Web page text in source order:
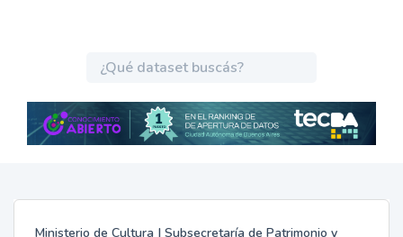
Ministerio de Cultura | Subsecretaría de Patrimonio y